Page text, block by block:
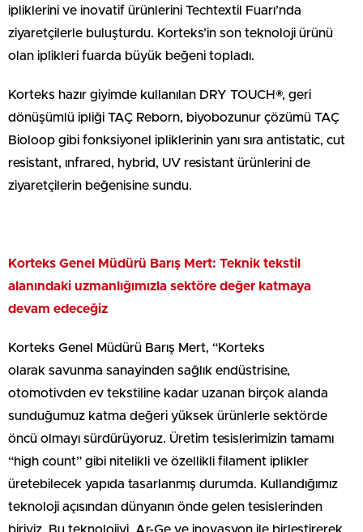
ipliklerini ve inovatif ürünlerini Techtextil Fuarı’nda
ziyaretçilerle buluşturdu. Korteks’in son teknoloji ürünü
olan iplikleri fuarda büyük beğeni topladı.
Korteks hazır giyimde kullanılan DRY TOUCH®, geri
dönüşümlü ipliği TAÇ Reborn, biyobozunur çözümü TAÇ
Bioloop gibi fonksiyonel ipliklerinin yanı sıra antistatic, cut
resistant, ınfrared, hybrid, UV resistant ürünlerini de
ziyaretçilerin beğenisine sundu.
Korteks Genel Müdürü Barış Mert: Teknik tekstil
alanındaki uzmanlığımızla sektöre değer katmaya
devam edeceğiz
Korteks Genel Müdürü Barış Mert, “Korteks
olarak savunma sanayinden sağlık endüstrisine,
otomotivden ev tekstiline kadar uzanan birçok alanda
sunduğumuz katma değeri yüksek ürünlerle sektörde
öncü olmayı sürdürüyoruz. Üretim tesislerimizin tamamı
“high count” gibi nitelikli ve özellikli filament iplikler
üretebilecek yapıda tasarlanmış durumda. Kullandığımız
teknoloji açısından dünyanın önde gelen tesislerinden
biriyiz. Bu teknolojiyi, Ar-Ge ve inovasyon ile birleştirerek